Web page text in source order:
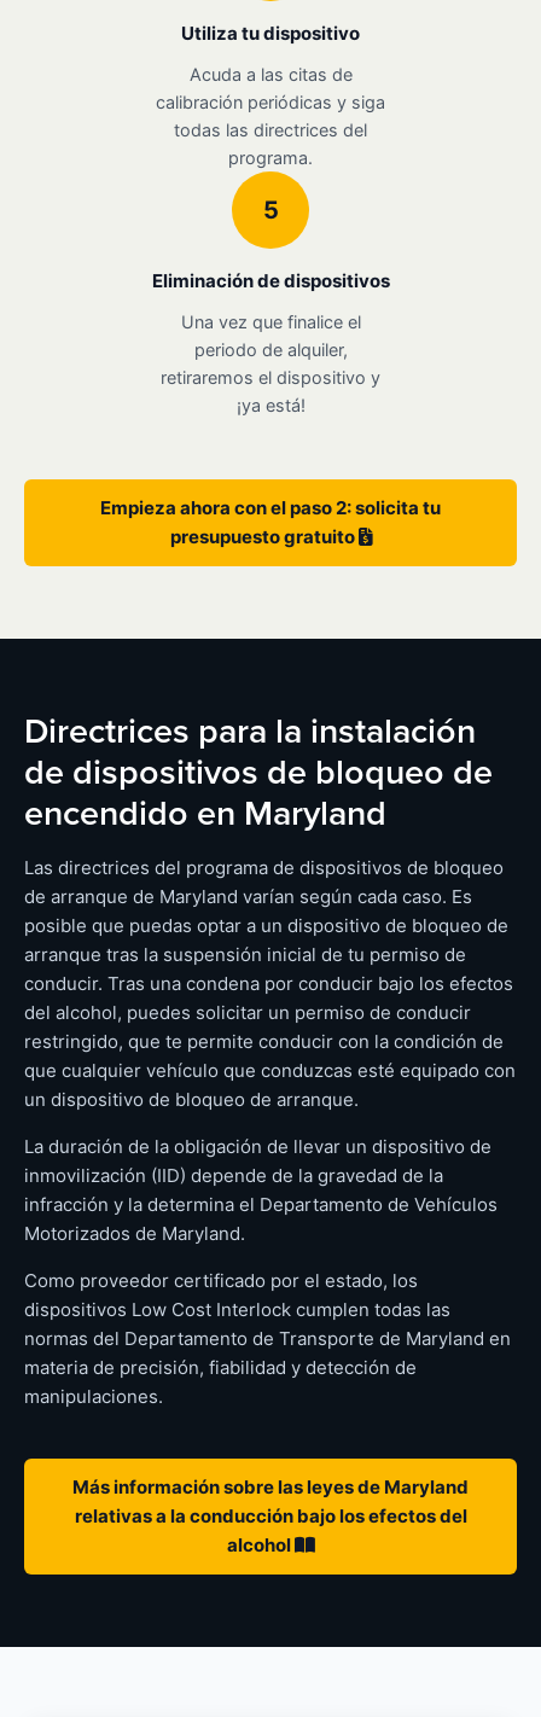
Utiliza tu dispositivo
Acuda a las citas de
calibración periódicas y siga
todas las directrices del
programa.
5
Eliminación de dispositivos
Una vez que finalice el
periodo de alquiler,
retiraremos el dispositivo y
¡ya está!
Empieza ahora con el paso 2: solicita tu
presupuesto gratuito
Directrices para la instalación
de dispositivos de bloqueo de
encendido en Maryland
Las directrices del programa de dispositivos de bloqueo
de arranque de Maryland varían según cada caso. Es
posible que puedas optar a un dispositivo de bloqueo de
arranque tras la suspensión inicial de tu permiso de
conducir. Tras una condena por conducir bajo los efectos
del alcohol, puedes solicitar un permiso de conducir
restringido, que te permite conducir con la condición de
que cualquier vehículo que conduzcas esté equipado con
un dispositivo de bloqueo de arranque.
La duración de la obligación de llevar un dispositivo de
inmovilización (IID) depende de la gravedad de la
infracción y la determina el Departamento de Vehículos
Motorizados de Maryland.
Como proveedor certificado por el estado, los
dispositivos Low Cost Interlock cumplen todas las
normas del Departamento de Transporte de Maryland en
materia de precisión, fiabilidad y detección de
manipulaciones.
Más información sobre las leyes de Maryland
relativas a la conducción bajo los efectos del
alcohol